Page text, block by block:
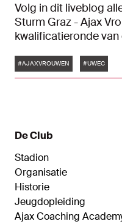
Volg in dit liveblog
Sturm Graz - Ajax
kwalificatieronde van
Tags
#AJAXVROUWEN #UWEC
De Club
Stadion
Organisatie
Historie
Jeugdopleiding
Ajax Coaching